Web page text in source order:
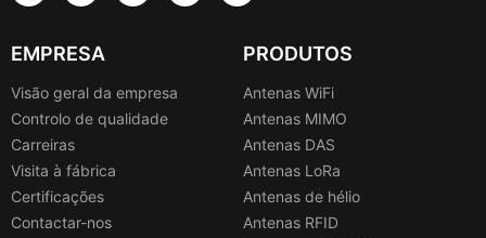
EMPRESA
Visão geral da empresa
Controlo de qualidade
Carreiras
Visita à fábrica
Certificações
Contactar-nos
PRODUTOS
Antenas WiFi
Antenas MIMO
Antenas DAS
Antenas LoRa
Antenas de hélio
Antenas RFID